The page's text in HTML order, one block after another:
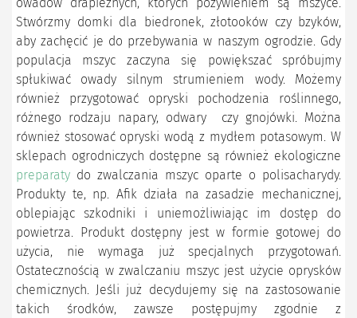
Stwórzmy domki dla biedronek, złotooków czy bzyków,
aby zachęcić je do przebywania w naszym ogrodzie. Gdy
populacja mszyc zaczyna się powiększać spróbujmy
spłukiwać owady silnym strumieniem wody. Możemy
również przygotować opryski pochodzenia roślinnego,
różnego rodzaju napary, odwary czy gnojówki. Można
również stosować opryski wodą z mydłem potasowym. W
sklepach ogrodniczych dostępne są również ekologiczne
preparaty do zwalczania mszyc oparte o polisacharydy.
Produkty te, np. Afik działa na zasadzie mechanicznej,
oblepiając szkodniki i uniemożliwiając im dostęp do
powietrza. Produkt dostępny jest w formie gotowej do
użycia, nie wymaga już specjalnych przygotowań.
Ostatecznością w zwalczaniu mszyc jest użycie oprysków
chemicznych. Jeśli już decydujemy się na zastosowanie
takich środków, zawsze postępujmy zgodnie z